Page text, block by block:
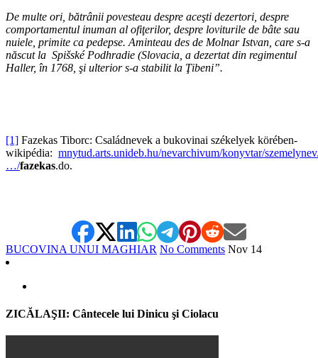
De multe ori, bătrânii povesteau despre aceşti dezertori, despre
comportamentul inuman al ofiţerilor, despre loviturile de bâte sau
nuiele, primite ca pedepse. Aminteau des de Molnar Istvan, care s-a
născut la Spišské Podhradie (Slovacia, a dezertat din regimentul
Haller, în 1768, şi ulterior s-a stabilit la Ţibeni”.
[1] Fazekas Tiborc: Családnevek a bukovinai székelyek körében-
wikipédia: mnytud.arts.unideb.hu/nevarchivum/konyvtar/
…/fazekas.do.
BUCOVINA UNUI MAGHIAR No Comments Nov 14
ZICĂLAŞII: Cântecele lui Dinicu şi Ciolacu